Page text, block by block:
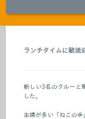
ランチタイムに歓送
新しい3名のクルーと
した。
主婦が多い「ねこの